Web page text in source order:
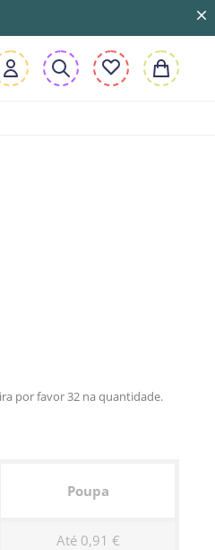
por favor 32 na quantidade.
Poupa
Até 0,91 €